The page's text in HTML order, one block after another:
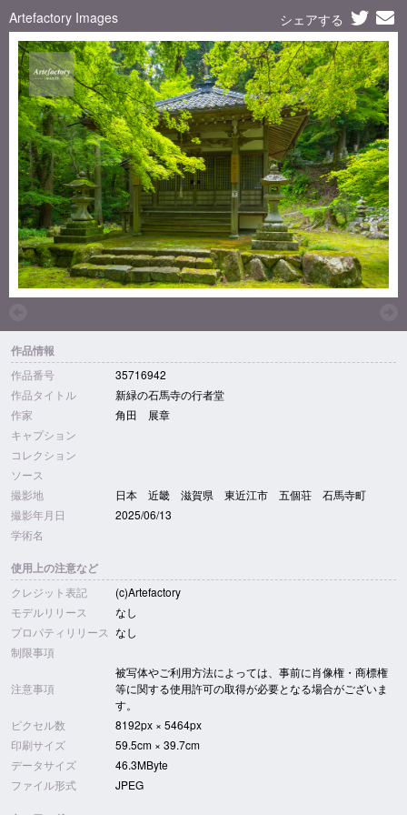
Artefactory Images シェアする
作品情報
作品番号
35716942
作品タイトル
新緑の石馬寺の行者堂
作家
角田 展章
キャプション
コレクション
ソース
撮影地
日本 近畿 滋賀県 東近江市 五個荘 石馬寺町
撮影年月日
2025/06/13
学術名
使用上の注意など
クレジット表記
(c)Artefactory
モデルリリース
なし
プロパティリリース なし
制限事項
注意事項
被写体やご利用方法によっては、事前に肖像権・商標権
等に関する使用許可の取得が必要となる場合がございま
す。
ピクセル数
8192px × 5464px
印刷サイズ
59.5cm × 39.7cm
データサイズ
46.3MByte
ファイル形式
JPEG